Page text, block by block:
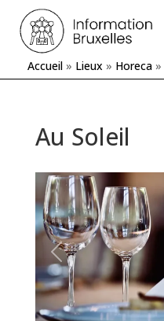
Accueil » Lieux » Horeca »
Au Soleil
Précédente